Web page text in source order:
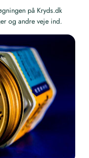
på Kryds.dk
og andre veje ind.